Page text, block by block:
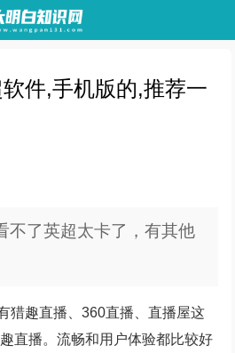
件,手机版的,推荐一
不了英超太卡了，有其他
猎趣直播、360直播、直播屋这
直播。流畅和用户体验都比较好